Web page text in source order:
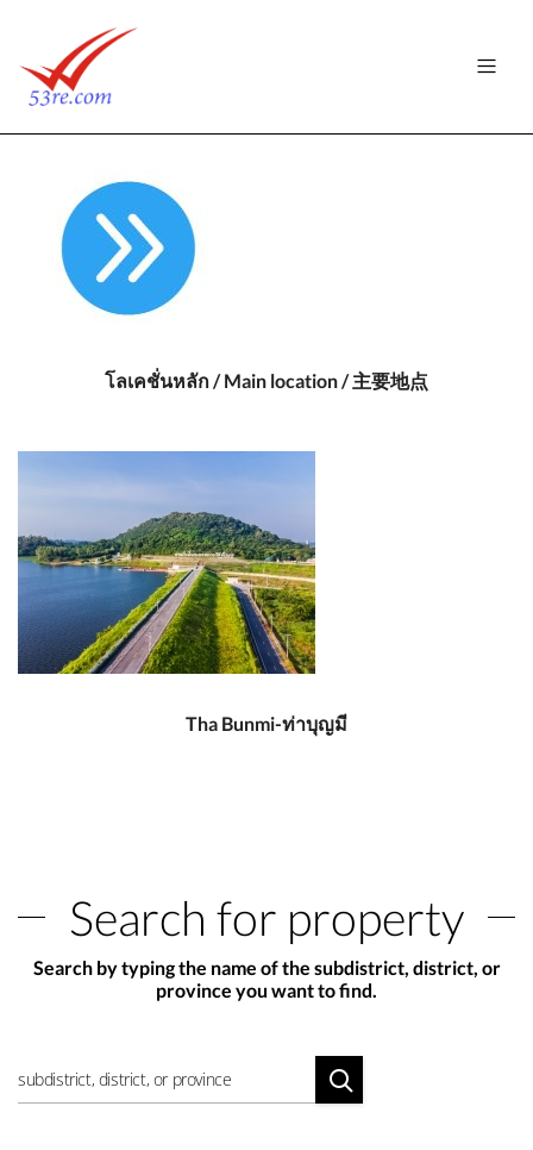
โลเคชั่นหลัก / Main location / 主要地点
Tha Bunmi-ท่าบุญมี
Search for property
Search by typing the name of the subdistrict, district, or
province you want to find.